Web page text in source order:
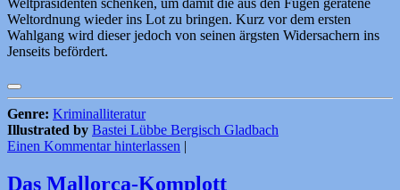
Weltpräsidenten schenken, um damit die aus den Fugen geratene
Weltordnung wieder ins Lot zu bringen. Kurz vor dem ersten
Wahlgang wird dieser jedoch von seinen ärgsten Widersachern ins
Jenseits befördert.
Genre: Kriminalliteratur
Illustrated by Bastei Lübbe Bergisch Gladbach
Einen Kommentar hinterlassen
Das Mallorca-Komplott